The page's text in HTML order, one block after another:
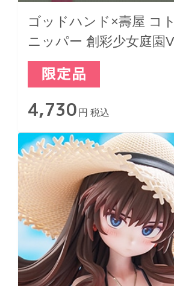
ゴッドハンド×壽屋 コ
ニッパー 創彩少女庭園
4,730 円 税込